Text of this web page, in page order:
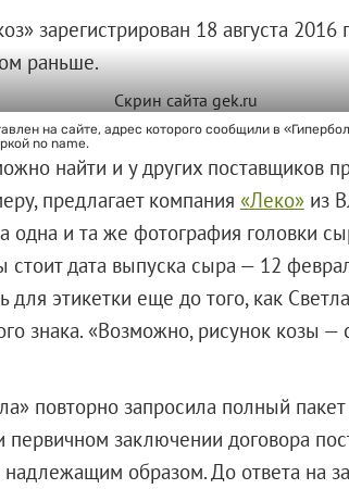
зарегистрирован 18 августа 2016
раньше.
на сайте, адрес которого сообщили в
no name.
найти и у других поставщиков
предлагает компания «Леко»из
одна и та же фотография головки
дата выпуска сыра — 12
для этикетки еще до того, как
знака. «Возможно, рисунок козы
повторно запросила полный
первичном заключении договора
образом. До ответа на